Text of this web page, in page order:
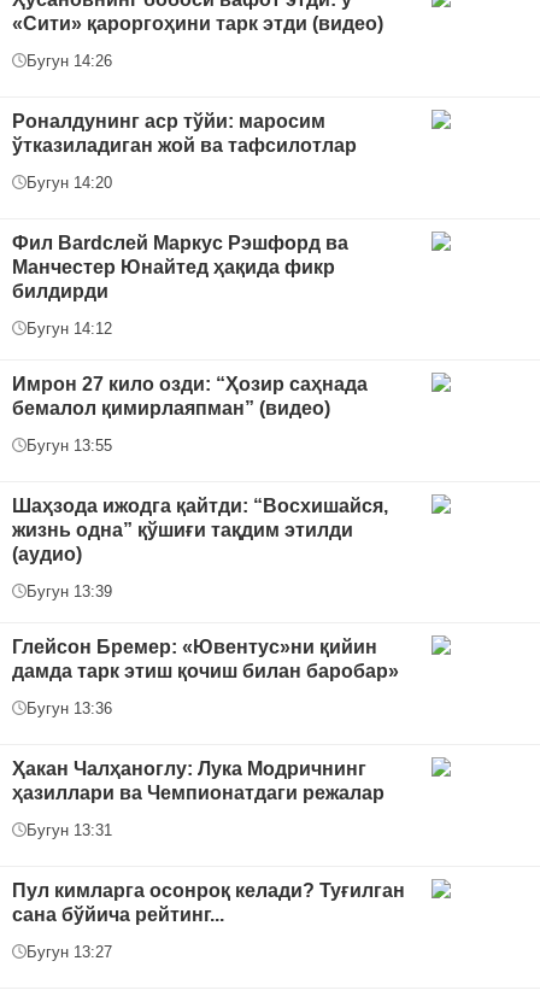
«Сити» қароргоҳини тарк этди (видео)
Бугун 14:26
Роналдунинг аср тўйи: маросим
ўтказиладиган жой ва тафсилотлар
Бугун 14:20
Фил Bardслей Маркус Рэшфорд ва
Манчестер Юнайтед ҳақида фикр
билдирди
Бугун 14:12
Имрон 27 кило озди: “Ҳозир саҳнада
бемалол қимирлаяпман” (видео)
Бугун 13:55
Шаҳзода ижодга қайтди: “Восхишайся,
жизнь одна” қўшиғи тақдим этилди
(аудио)
Бугун 13:39
Глейсон Бремер: «Ювентус»ни қийин
дамда тарк этиш қочиш билан баробар»
Бугун 13:36
Ҳакан Чалҳаноглу: Лука Модричнинг
ҳазиллари ва Чемпионатдаги режалар
Бугун 13:31
Пул кимларга осонроқ келади? Туғилган
сана бўйича рейтинг...
Бугун 13:27